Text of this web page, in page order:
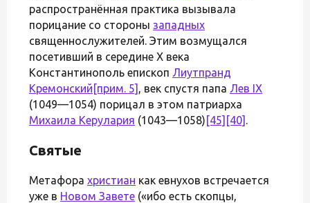
распространённая практика вызывала
порицание со стороны западных
священнослужителей. Этим возмущался
посетивший в середине X века
Константинополь епископ Лиутпранд
Кремонский [прим. 5] , век спустя папа Лев IX
(1049—1054) порицал в этом патриарха
Михаила Керулария (1043—1058) [45] [40] .
Святые
Метафора христиан как евнухов встречается
уже в Новом Завете («ибо есть скопцы,